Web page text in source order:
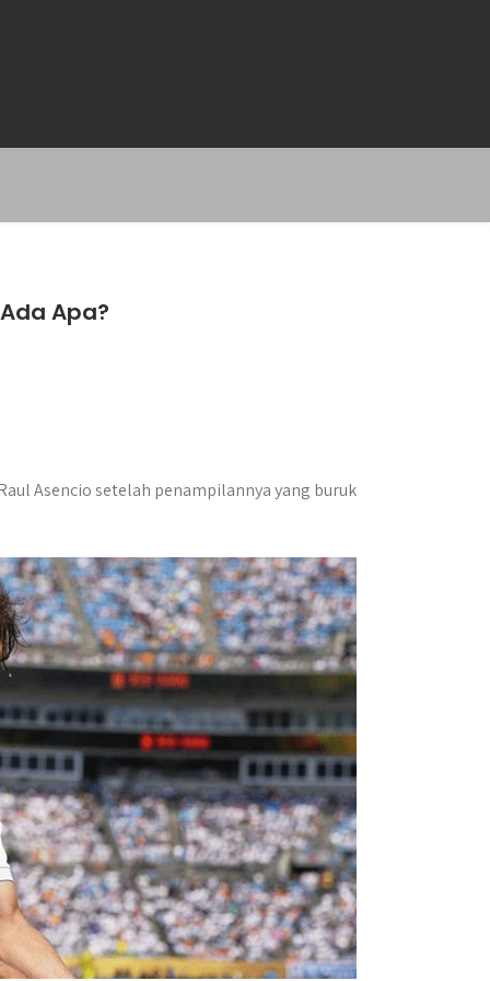
Apa?
Asencio setelah penampilannya yang buruk